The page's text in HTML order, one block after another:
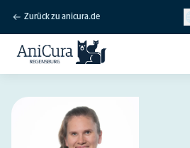
Zurück zu anicura.de